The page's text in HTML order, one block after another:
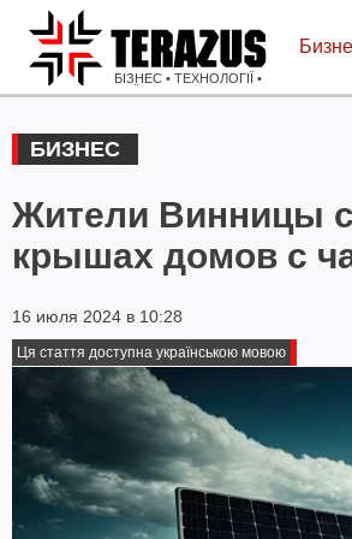
БІЗНЕС • ТЕХНОЛОГІЇ •
ІДЕЇ
БИЗНЕС
Жители Винницы
крышах домов с
16 июля 2024 в 10:28
Ця стаття доступна українською мовою